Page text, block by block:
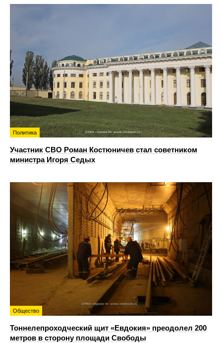
Политика
Участник СВО Роман Костюничев стал советником
министра Игоря Седых
Общество
Тоннелепроходческий щит «Евдокия» преодолел 200
метров в сторону площади Свободы